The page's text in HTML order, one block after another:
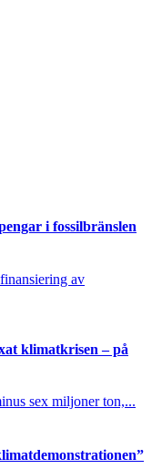
i fossilbränslen
av
klimatkrisen – på
sex miljoner ton,...